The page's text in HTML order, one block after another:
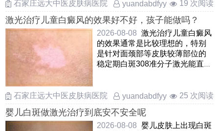
石家庄远大中医皮肤病医院
yuandabdfyy 19 次阅读
激光治疗儿童白癜风的效果好不好，孩子能做吗？
2026-08-08 激光治疗儿童白癜风
的效果通常是比较理想的，特别
是针对面颈部等皮肤较薄部位的
稳定期白斑308准分子激光能直接
石家庄远大中医皮肤病医院 yuandabdfyy 25 次阅读
婴儿白斑做激光治疗到底安不安全呢
2026-08-08 婴儿皮肤上出现白斑